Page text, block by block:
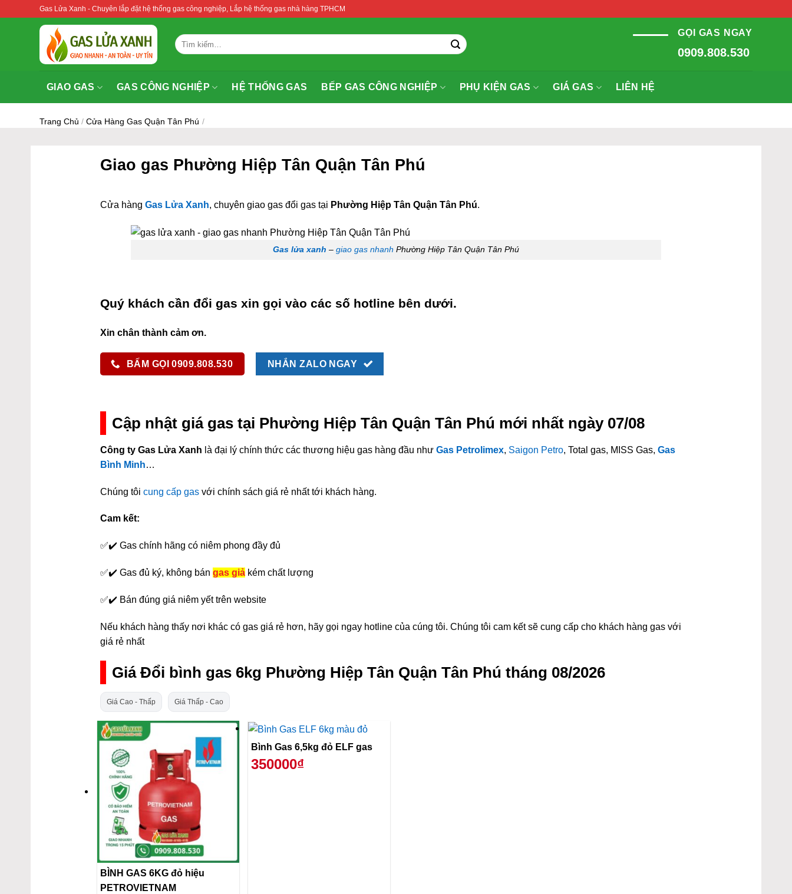
Gas Lửa Xanh - Chuyên lắp đặt hệ thống gas công nghiệp, Lắp hệ thống gas nhà hàng TPHCM
Tìm
kiếm:
GỌI GAS NGAY
0909.808.530
GIAO GAS GAS CÔNG NGHIỆP HỆ THỐNG GAS BẾP GAS CÔNG NGHIỆP PHỤ KIỆN GAS GIÁ GAS LIÊN HỆ
Trang Chủ / Cửa Hàng Gas Quận Tân Phú /
Giao gas Phường Hiệp Tân Quận Tân Phú
Cửa hàngGas Lửa Xanh, chuyên giao gas đổi gas tại Phường Hiệp Tân Quận Tân Phú.
Gas lửa xanh – giao gas nhanh Phường Hiệp Tân Quận Tân Phú
Quý khách cần đổi gas xin gọi vào các số hotline bên dưới.
Xin chân thành cảm ơn.
BẤM GỌI 0909.808.530 NHẮN ZALO NGAY
Cập nhật giá gas tại Phường Hiệp Tân Quận Tân Phú mới nhất ngày 07/08
Công ty Gas Lửa Xanh là đại lý chính thức các thương hiệu gas hàng đầu nhưGas Petrolimex, Saigon Petro, Total gas, MISS Gas,Gas
Bình Minh…
Chúng tôicung cấp gas với chính sách giá rẻ nhất tới khách hàng.
Cam kết:
✅✔️ Gas chính hãng có niêm phong đầy đủ
✅✔️ Gas đủ ký, không bángas giả kém chất lượng
✅✔️ Bán đúng giá niêm yết trên website
Nếu khách hàng thấy nơi khác có gas giá rẻ hơn, hãy gọi ngay hotline của cúng tôi. Chúng tôi cam kết sẽ cung cấp cho khách hàng gas với
giá rẻ nhất
Giá Đổi bình gas 6kg Phường Hiệp Tân Quận Tân Phú tháng 08/2026
Giá Cao - Thấp Giá Thấp - Cao
BÌNH GAS 6KG đỏ hiệu
PETROVIETNAM
Bình Gas 6,5kg đỏ ELF gas
350000₫